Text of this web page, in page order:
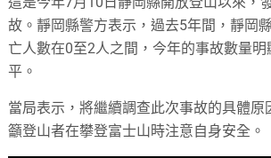
故。靜岡縣警方表示，過去5年間，靜岡
亡人數在0至2人之間，今年的事故數量
平。
當局表示，將繼續調查此次事故的具體原
籲登山者在攀登富士山時注意自身安全。